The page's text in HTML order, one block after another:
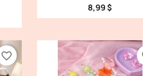
8,99 $
favorite_border